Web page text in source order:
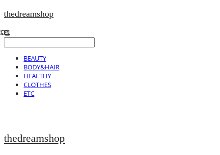
thedreamshop
BEAUTY
BODY&HAIR
HEALTHY
CLOTHES
ETC
thedreamshop